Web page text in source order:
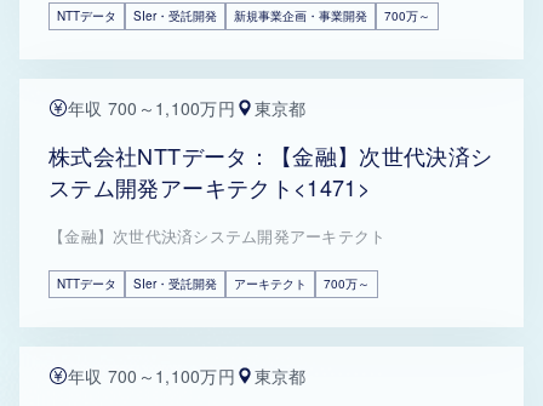
NTTデータ SIer・受託開発 新規事業企画・事業開発 700万～
年収 700～1,100万円 東京都
株式会社NTTデータ：【金融】次世代決済シ
ステム開発アーキテクト<1471>
【金融】次世代決済システム開発アーキテクト
NTTデータ SIer・受託開発 アーキテクト 700万～
年収 700～1,100万円 東京都